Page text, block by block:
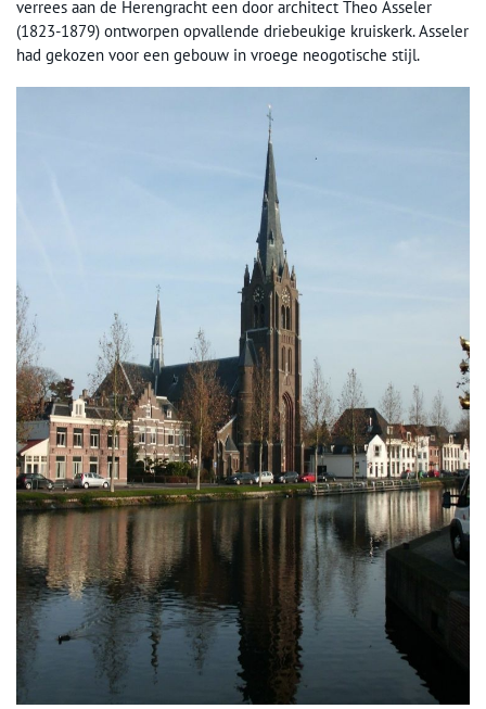
verrees aan de Herengracht een door architect Theo Asseler
(1823-1879) ontworpen opvallende driebeukige kruiskerk. Asseler
had gekozen voor een gebouw in vroege neogotische stijl.